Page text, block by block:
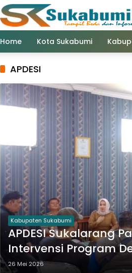
Home Kota Sukabumi
APDESI
Kabupaten Sukabumi
APDESI Sukalarang
Intervensi Program
26 Mei 2026